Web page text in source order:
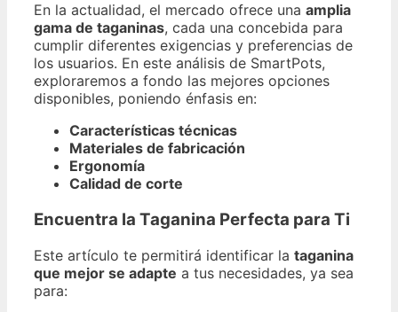
En la actualidad, el mercado ofrece una amplia
gama de taganinas, cada una concebida para
cumplir diferentes exigencias y preferencias de
los usuarios. En este análisis de SmartPots,
exploraremos a fondo las mejores opciones
disponibles, poniendo énfasis en:
Características técnicas
Materiales de fabricación
Ergonomía
Calidad de corte
Encuentra la Taganina Perfecta para Ti
Este artículo te permitirá identificar la taganina
que mejor se adapte a tus necesidades, ya sea
para: